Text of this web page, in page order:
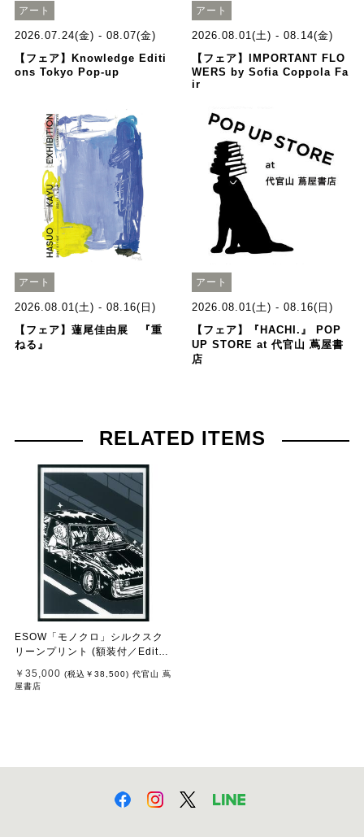
アート
2026.07.24(金) - 08.07(金)
【フェア】Knowledge Editi
ons Tokyo Pop-up
アート
2026.08.01(土) - 08.14(金)
【フェア】IMPORTANT FLO
WERS by Sofia Coppola Fa
ir
アート
2026.08.01(土) - 08.16(日)
【フェア】蓮尾佳由展 『重
ねる』
アート
2026.08.01(土) - 08.16(日)
【フェア】『HACHI.』 POP
UP STORE at 代官山 蔦屋書
店
RELATED ITEMS
ESOW「モノクロ」シルクスク
リーンプリント (額装付／Editio
￥35,000 (税込 ￥38,500) 代官山 蔦
屋書店